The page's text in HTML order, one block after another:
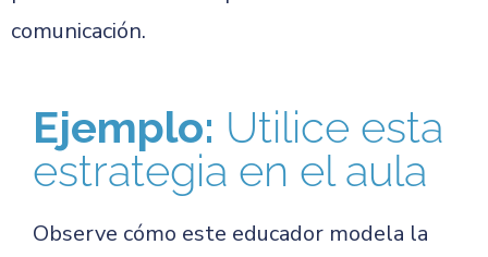
comunicación.
Ejemplo: Utilice esta
estrategia en el aula
Observe cómo este educador modela la